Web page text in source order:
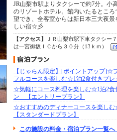
JR山梨市駅よりタクシーで約7分。小
のリゾートホテル。館内いたるとこ
望でき、全客室からは新日本三大夜
しい宿☆彡
【アクセス】
ＪＲ山梨市駅下車タクシー
は一宮御坂ＩＣから３０分（13ｋｍ）
【じゃらん限定】[ポイントアップ]☆
フルコースを楽しむ☆1泊2食付きプレ
☆気軽にコース料理を楽しむ☆1泊2食
ン 【エントリープラン】
☆おすすめのディナーコースを楽し
【スタンダードプラン】
この施設の料金・宿泊プラン一覧